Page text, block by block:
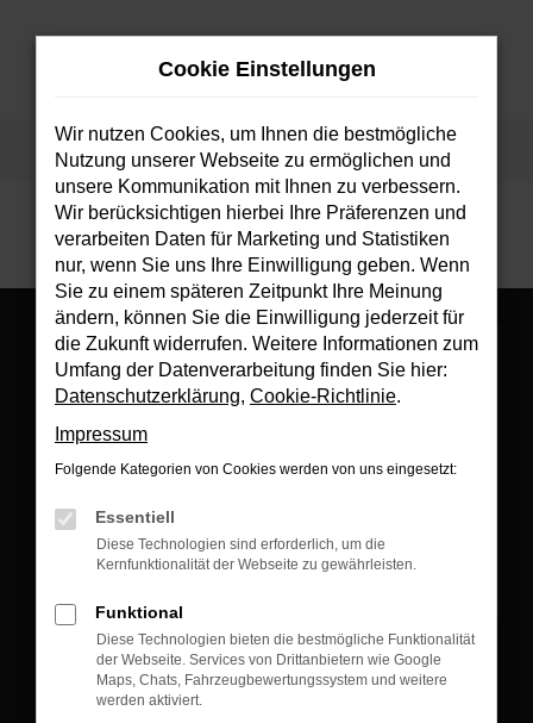
Zum
Startseite Fahrzeugsuche
können Daten an Dritte weitergegeben werden. Wenn Sie damit
einverstanden sind, klicken Sie bitte auf "Bestätigen".
KONTAKT
Münchner Straße 105
Cookie Einstellungen
Wir nutzen Cookies, um Ihnen die bestmögliche
Nutzung unserer Webseite zu ermöglichen und
unsere Kommunikation mit Ihnen zu verbessern.
Wir berücksichtigen hierbei Ihre Präferenzen und
verarbeiten Daten für Marketing und Statistiken
nur, wenn Sie uns Ihre Einwilligung geben. Wenn
Sie zu einem späteren Zeitpunkt Ihre Meinung
ändern, können Sie die Einwilligung jederzeit für
die Zukunft widerrufen. Weitere Informationen zum
Umfang der Datenverarbeitung finden Sie hier:
Datenschutzerklärung, Cookie-Richtlinie.
Impressum
Folgende Kategorien von Cookies werden von uns eingesetzt:
Essentiell
Diese Technologien sind erforderlich, um die
Kernfunktionalität der Webseite zu gewährleisten.
Funktional
Diese Technologien bieten die bestmögliche Funktionalität
der Webseite. Services von Drittanbietern wie Google
Maps, Chats, Fahrzeugbewertungssystem und weitere
werden aktiviert.